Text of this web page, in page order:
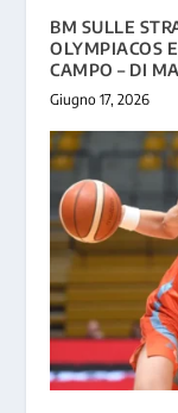
BM SULLE
OLYMPIACOS
CAMPO – DI
Giugno 17, 2026